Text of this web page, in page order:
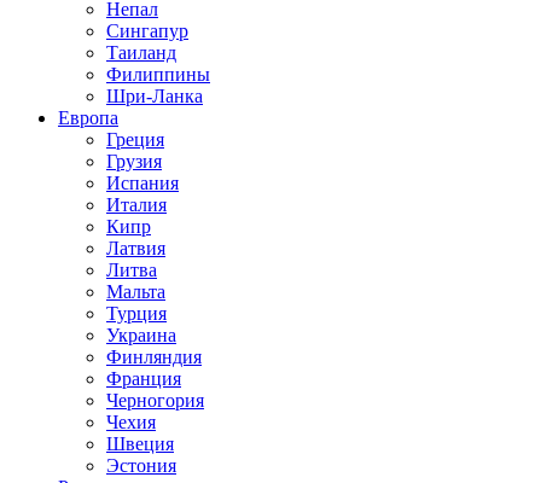
Непал
Сингапур
Таиланд
Филиппины
Шри-Ланка
Европа
Греция
Грузия
Испания
Италия
Кипр
Латвия
Литва
Мальта
Турция
Украина
Финляндия
Франция
Черногория
Чехия
Швеция
Эстония